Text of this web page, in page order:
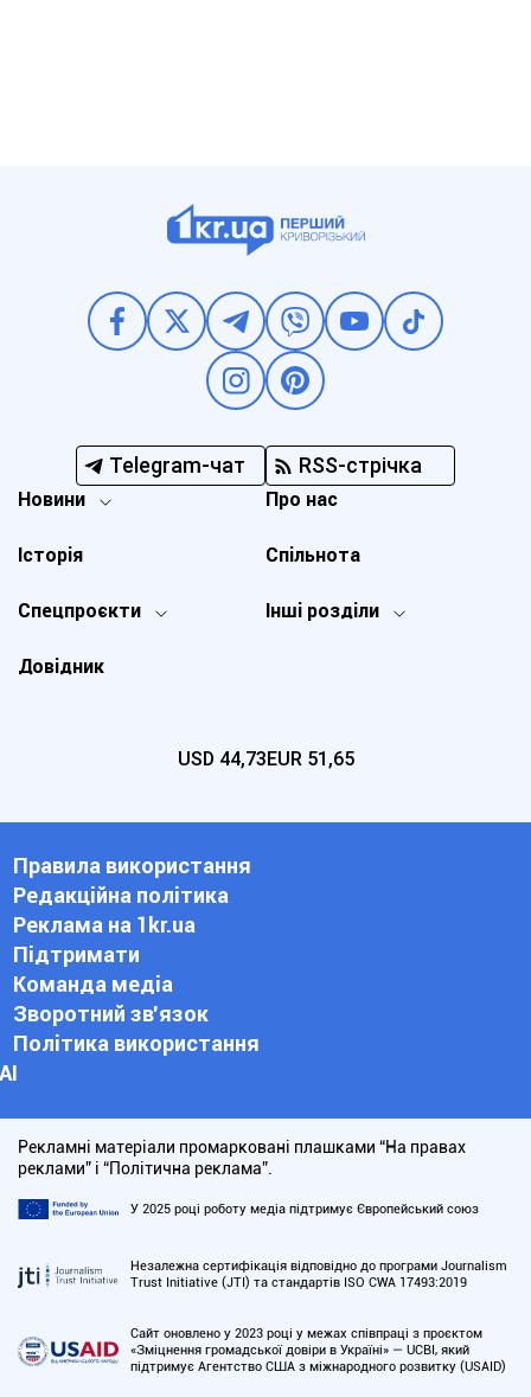
Telegram-чат RSS-стрічка
Новини
Спецпроєкти Інші розділи
Історія
Про нас
Довідник
Спільнота
USD 44,73EUR 51,65
Правила використання
Редакційна політика
Реклама на 1kr.ua
Підтримати
Команда медіа
Зворотний зв'язок
Політика використання
АІ
Рекламні матеріали промарковані плашками “На правах
реклами” і “Політична реклама”.
У 2025 році роботу медіа підтримує Європейський союз
Незалежна сертифікація відповідно до програми Journalism
Trust Initiative (JTI) та стандартів ISO CWA 17493:2019
Сайт оновлено у 2023 році у межах співпраці з проєктом
«Зміцнення громадської довіри в Україні» — UCBI, який
підтримує Агентство США з міжнародного розвитку (USAID)